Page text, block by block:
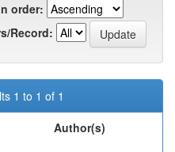
order:
Record:
1 to 1 of 1
Author(s)